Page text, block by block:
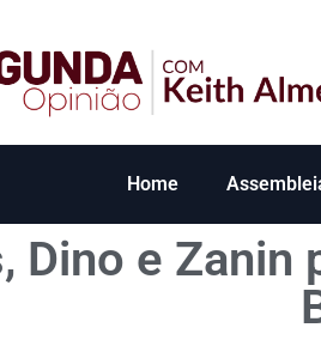
Home
Dino e